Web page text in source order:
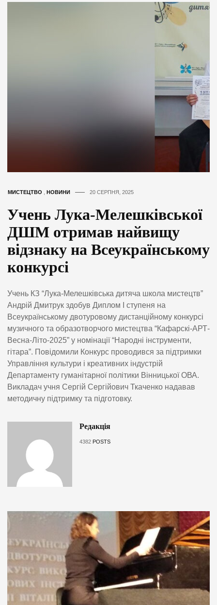
МИСТЕЦТВО НОВИНИ 20 СЕРПНЯ, 2025
Учень Лука-Мелешківської
ДШМ отримав найвищу
відзнаку на Всеукраїнському
конкурсі
Учень КЗ “Лука-Мелешківська дитяча школа мистецтв”
Андрій Дмитрук здобув Диплом І ступеня на
Всеукраїнському двотуровому дистанційному конкурсі
музичного та образотворчого мистецтва “Кафарскі-АРТ-
Весна-Літо-2025” у номінації “Народні інструменти,
гітара”. Повідомили Конкурс проводився за підтримки
Управління культури і креативних індустрій
Департаменту гуманітарної політики Вінницької ОВА.
Викладач учня Сергій Сергійович Ткаченко надавав
методичну підтримку та підготовку.
Редакція
4382 POSTS